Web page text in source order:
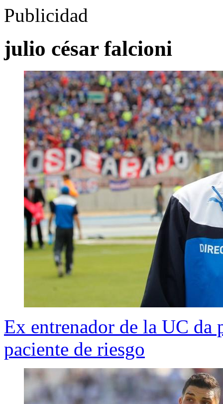
Publicidad
julio césar falcioni
Ex entrenador de la UC
paciente de riesgo